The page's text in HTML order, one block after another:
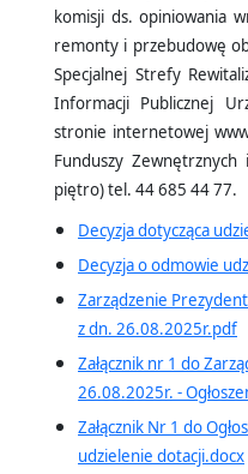
komisji ds. opiniowania
remonty i przebudowę
Specjalnej Strefy
Informacji Publicznej
stronie internetowej
Funduszy
piętro) tel. 44 685 44 77.
Decyzja dotycząca
Decyzja o odmowie
Zarządzenie
z dn. 26.08.2025r.pdf
Załącznik nr 1 do
26.08.2025r. -
Załącznik Nr 1 do
udzielenie dotacji.docx